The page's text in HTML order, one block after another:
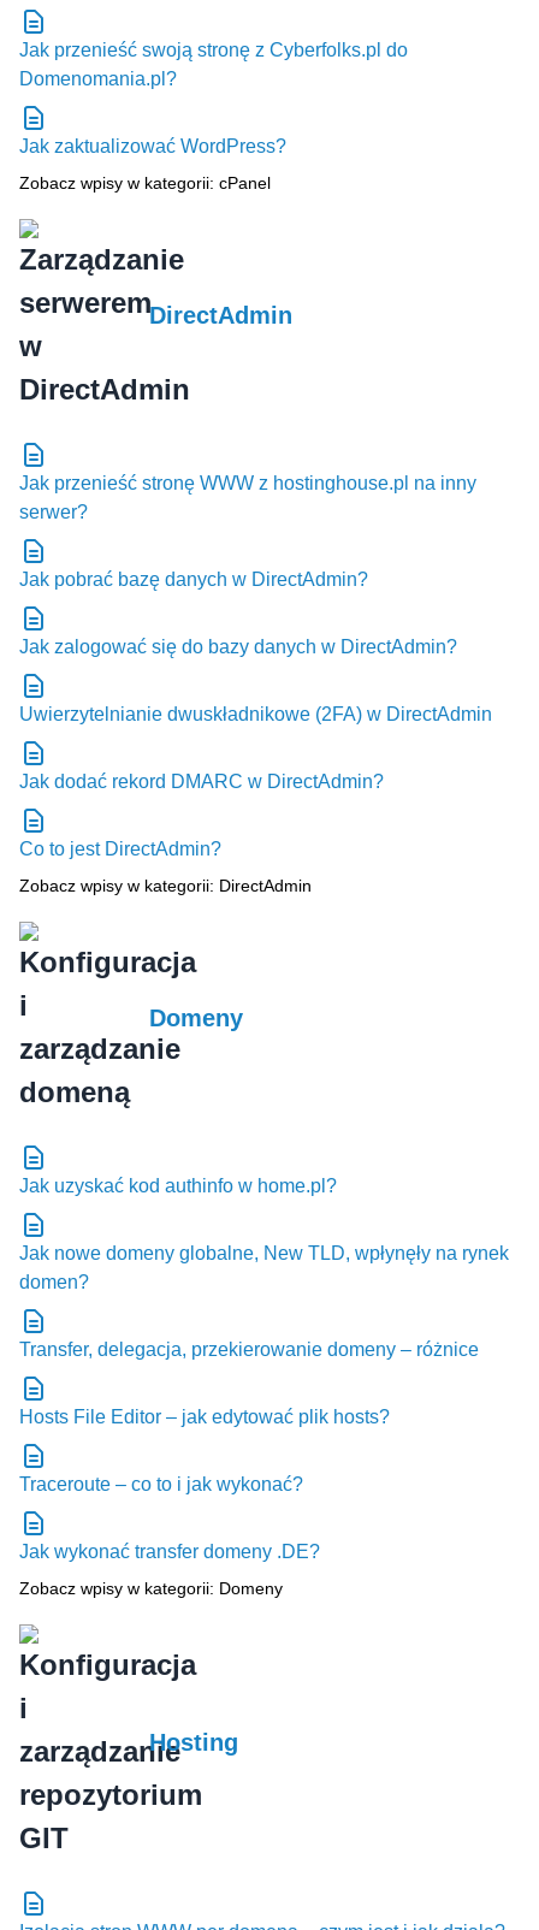
Jak przenieść swoją stronę z Cyberfolks.pl do
Domenomania.pl?
Jak zaktualizować WordPress?
Zobacz wpisy w kategorii: cPanel
DirectAdmin
Jak przenieść stronę WWW z hostinghouse.pl na inny
serwer?
Jak pobrać bazę danych w DirectAdmin?
Jak zalogować się do bazy danych w DirectAdmin?
Uwierzytelnianie dwuskładnikowe (2FA) w DirectAdmin
Jak dodać rekord DMARC w DirectAdmin?
Co to jest DirectAdmin?
Zobacz wpisy w kategorii: DirectAdmin
Domeny
Jak uzyskać kod authinfo w home.pl?
Jak nowe domeny globalne, New TLD, wpłynęły na rynek
domen?
Transfer, delegacja, przekierowanie domeny – różnice
Hosts File Editor – jak edytować plik hosts?
Traceroute – co to i jak wykonać?
Jak wykonać transfer domeny .DE?
Zobacz wpisy w kategorii: Domeny
Hosting